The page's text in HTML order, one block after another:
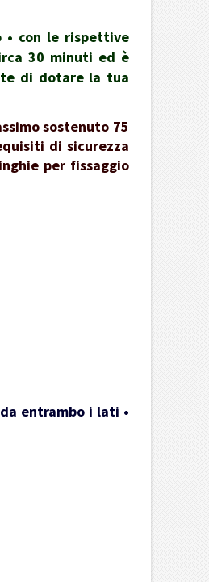
• con le rispettive
30 minuti ed è
di dotare la tua
sostenuto 75
di sicurezza
per fissaggio
entrambo i lati •